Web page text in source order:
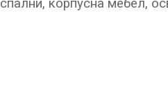
спални, корпусна мебел,